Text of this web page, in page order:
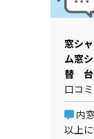
窓シ
ム窓
替 台
口コミ
内
以上